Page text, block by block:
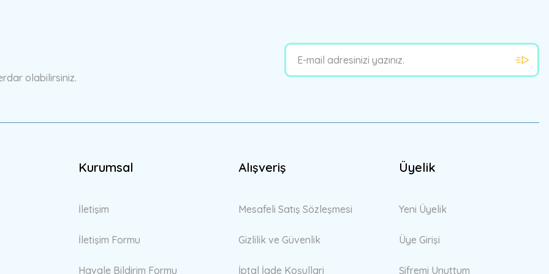
olabilirsiniz.
Kurumsal
İletişim
İletişim Formu
Havale Bildirim Formu
Alışveriş
Mesafeli Satış Sözleşmesi
Gizlilik ve Güvenlik
İptal İade Koşullari
Üyelik
Yeni Üyelik
Üye Girişi
Şifremi Unuttum